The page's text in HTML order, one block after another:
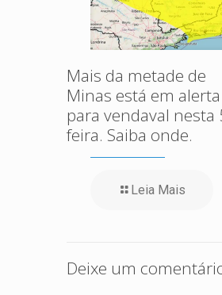
Mais da metade de
Minas está em alerta
para vendaval nesta
feira. Saiba onde.
Leia Mais
Deixe um